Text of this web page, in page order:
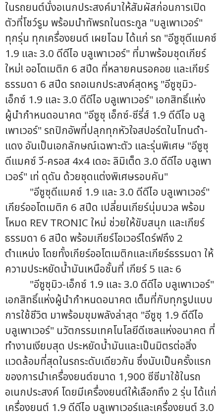
ในรถยนต์นั่งอเนกประสงค์มาให้สัมผัสก่อนการเปิด
ตัวที่โชว์รูม พร้อมนำทัพรถในตระกูล "บลูเพาเวอร์"
ทุกรุ่น ทุกเครื่องยนต์ เผยโฉม ได้แก่ รถ "อีซูซุดีแมคซ์
1.9 และ 3.0 ดีดีไอ บลูเพาเวอร์" ที่มาพร้อมชุดเกียร์
ใหม่! ออโตเมติก 6 สปีด ที่หลายคนรอคอย และเกียร์
ธรรมดา 6 สปีด รถอเนกประสงค์สุดหรู "อีซูซุมิว-
เอ็กซ์ 1.9 และ 3.0 ดีดีไอ บลูเพาเวอร์" เอกสิทธิ์แห่ง
ผู้นำกำหนดอนาคต "อีซูซุ เอ็กซ์-ซีรี่ส์ 1.9 ดีดีไอ บลู
เพาเวอร์" รถปิกอัพที่ปลุกทุกหัวใจสปอร์ตในโทนดำ-
แดง อันเป็นเอกลักษณ์เฉพาะตัว และรุ่นพิเศษ "อีซูซุ
ดีแมคซ์ วี-ครอส 4x4 เดอะ ลิมิเต็ด 3.0 ดีดีไอ บลูเพา
เวอร์" เท่ ดุดัน ด้วยชุดแต่งพิเศษรอบคัน"
"อีซูซุดีแมคซ์ 1.9 และ 3.0 ดีดีไอ บลูเพาเวอร์"
เกียร์ออโตเมติก 6 สปีด เปลี่ยนเกียร์นุ่มนวล พร้อม
โหมด REV TRONIC ใหม่ ช่วยให้ขับสนุก และเกียร์
ธรรมดา 6 สปีด พร้อมเกียร์โอเวอร์ไดร์ฟถึง 2
ตำแหน่ง โดยทั้งเกียร์ออโตเมติกและเกียร์ธรรมดา ให้
ความประหยัดน้ำมันเหนือชั้นที่ เกียร์ 5 และ 6
"อีซูซุมิว-เอ็กซ์ 1.9 และ 3.0 ดีดีไอ บลูเพาเวอร์"
เอกสิทธิ์แห่งผู้นำกำหนดอนาคต เต็มที่กับทุกรูปแบบ
การใช้ชีวิต มาพร้อมขุมพลังล่าสุด "อีซูซุ 1.9 ดีดีไอ
บลูเพาเวอร์" นวัตกรรมเทคโนโลยีดีเซลแห่งอนาคต ที่
ทำงานเงียบสุด ประหยัดน้ำมันและเป็นมิตรต่อสิ่ง
แวดล้อมที่สุดในรถระดับเดียวกัน ซึ่งนับเป็นครั้งแรก
ของการนำเครื่องยนต์ขนาด 1,900 ซีซีมาใช้ในรถ
อเนกประสงค์ โดยมีเครื่องยนต์ให้เลือกถึง 2 รุ่น ได้แก่
เครื่องยนต์ 1.9 ดีดีไอ บลูเพาเวอร์และเครื่องยนต์ 3.0